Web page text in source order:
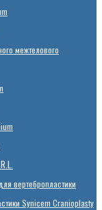
межтелового
вертебропластики
Synicem Cranioplasty